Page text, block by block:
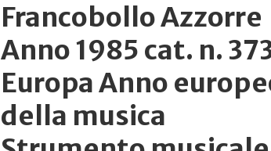
Francobollo Azzorre
Anno 1985 cat. n.
Europa Anno
della musica